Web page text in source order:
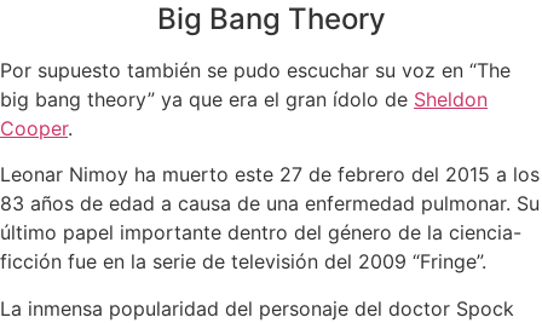
Big Bang Theory
Por supuesto también se pudo escuchar su voz en “The
big bang theory” ya que era el gran ídolo de Sheldon
Cooper.
Leonar Nimoy ha muerto este 27 de febrero del 2015 a los
83 años de edad a causa de una enfermedad pulmonar. Su
último papel importante dentro del género de la ciencia-
ficción fue en la serie de televisión del 2009 “Fringe”.
La inmensa popularidad del personaje del doctor Spock